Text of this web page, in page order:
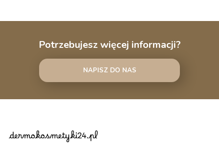
Potrzebujesz więcej informacji?
NAPISZ DO NAS